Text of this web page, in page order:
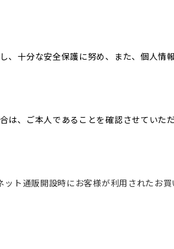
十分な安全保護に努め、また、個人情
、ご本人であることを確認させていた
ト通販開設時にお客様が利用されたお